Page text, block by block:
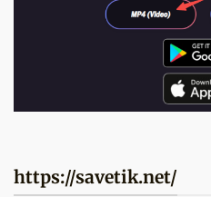
https://savetik.net/